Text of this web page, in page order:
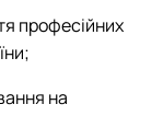
професійних
на